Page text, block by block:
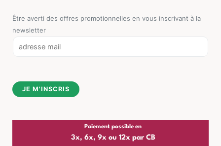
Être averti des offres promotionnelles en vous inscrivant à la
newsletter
m
l
JE M'INSCRIS
Paiement possible en
3x, 6x, 9x ou 12x par CB